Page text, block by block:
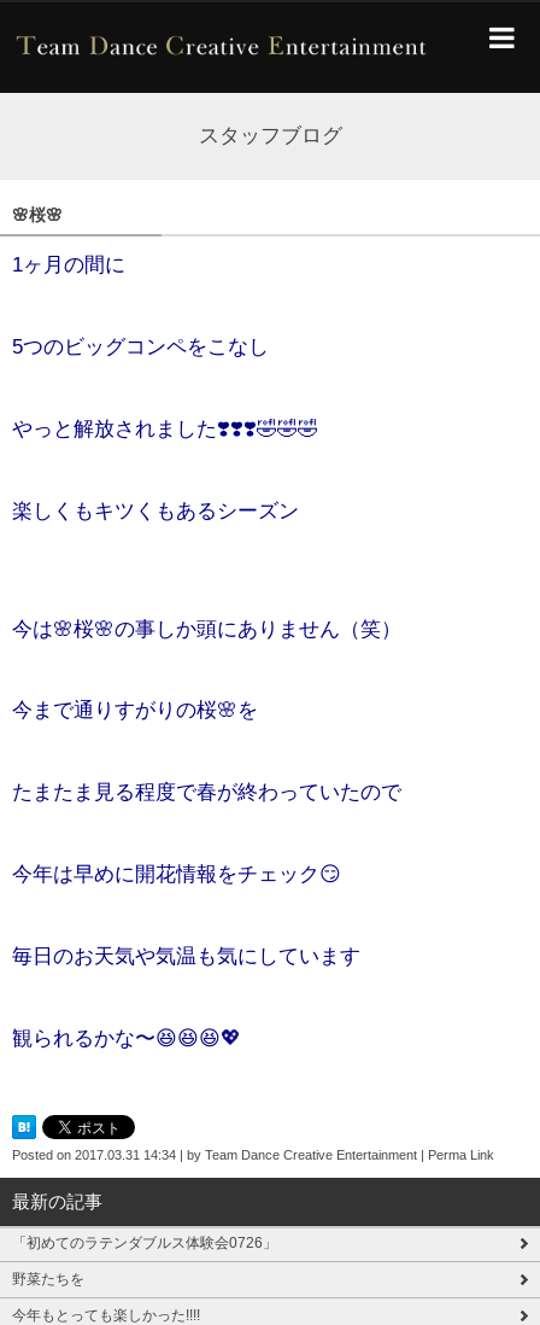
スタッフブログ
🌸桜🌸
1ヶ月の間に
5つのビッグコンペをこなし
やっと解放されました❣️❣️❣️🤣🤣🤣
楽しくもキツくもあるシーズン
今は🌸桜🌸の事しか頭にありません（笑）
今まで通りすがりの桜🌸を
たまたま見る程度で春が終わっていたので
今年は早めに開花情報をチェック😏
毎日のお天気や気温も気にしています
観られるかな〜😆😆😆💖
Posted on 2017.03.31 14:34 | by Team Dance Creative Entertainment | Perma Link
最新の記事
「初めてのラテンダブルス体験会0726」
野菜たちを
今年もとっても楽しかった!!!!